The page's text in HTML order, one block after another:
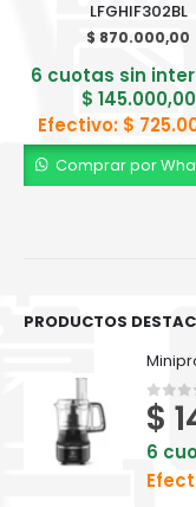
LFGHIF302BL
$ 870.000,00
6 cuotas sin
$ 145.000,00
Efectivo: $
Comprar por
PRODUCTOS
0out
$
6